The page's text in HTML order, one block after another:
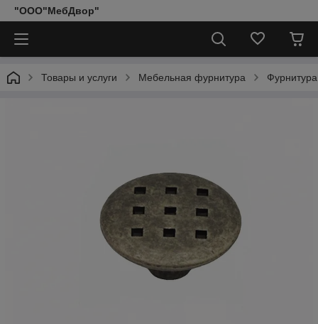
"ООО"МебДвор"
Товары и услуги Мебельная фурнитура